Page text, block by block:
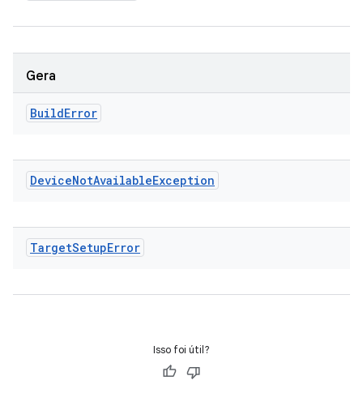
Gera
BuildError
DeviceNotAvailableException
TargetSetupError
Isso foi útil?